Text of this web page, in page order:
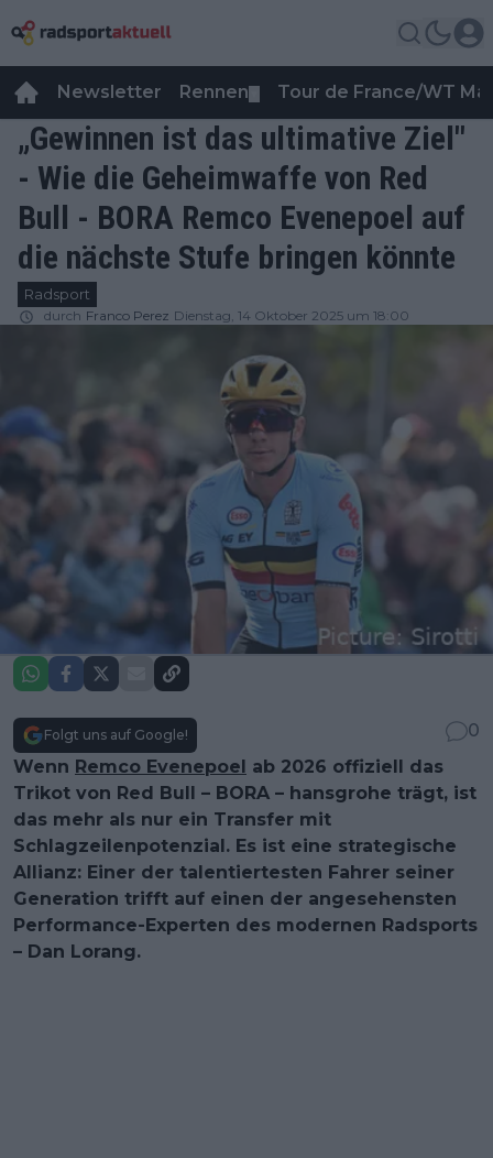
Newsletter Rennen Tour de France/WT
„Gewinnen ist das ultimative Ziel"
- Wie die Geheimwaffe von Red
Bull - BORA Remco Evenepoel auf
die nächste Stufe bringen könnte
Radsport
durch Franco Perez Dienstag, 14 Oktober 2025 um 18:00
Folgt uns auf Google!
0
Wenn Remco Evenepoel ab 2026 offiziell das
Trikot von Red Bull – BORA – hansgrohe trägt, ist
das mehr als nur ein Transfer mit
Schlagzeilenpotenzial. Es ist eine strategische
Allianz: Einer der talentiertesten Fahrer seiner
Generation trifft auf einen der angesehensten
Performance-Experten des modernen Radsports
– Dan Lorang.